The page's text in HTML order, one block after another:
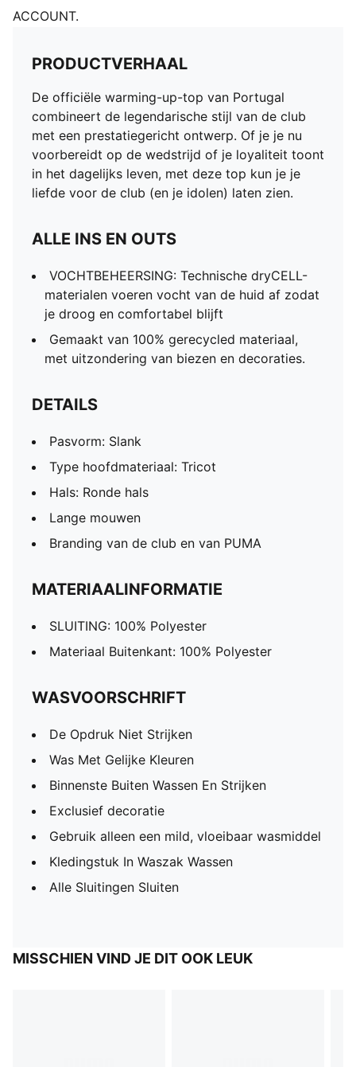
ACCOUNT.
PRODUCTVERHAAL
De officiële warming-up-top van Portugal
combineert de legendarische stijl van de club
met een prestatiegericht ontwerp. Of je je nu
voorbereidt op de wedstrijd of je loyaliteit toont
in het dagelijks leven, met deze top kun je je
liefde voor de club (en je idolen) laten zien.
ALLE INS EN OUTS
VOCHTBEHEERSING: Technische dryCELL-
materialen voeren vocht van de huid af zodat
je droog en comfortabel blijft
Gemaakt van 100% gerecycled materiaal,
met uitzondering van biezen en decoraties.
DETAILS
Pasvorm: Slank
Type hoofdmateriaal: Tricot
Hals: Ronde hals
Lange mouwen
Branding van de club en van PUMA
MATERIAALINFORMATIE
SLUITING: 100% Polyester
Materiaal Buitenkant: 100% Polyester
WASVOORSCHRIFT
De Opdruk Niet Strijken
Was Met Gelijke Kleuren
Binnenste Buiten Wassen En Strijken
Exclusief decoratie
Gebruik alleen een mild, vloeibaar wasmiddel
Kledingstuk In Waszak Wassen
Alle Sluitingen Sluiten
MISSCHIEN VIND JE DIT OOK LEUK